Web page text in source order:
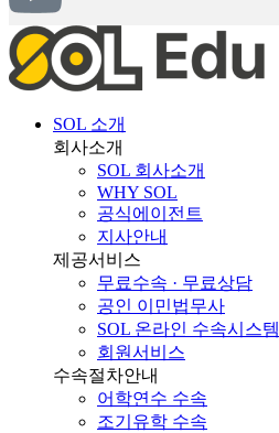
SOL 소개
회사소개
SOL 회사소개
WHY SOL
공식에이전트
지사안내
제공서비스
무료수속 · 무료상담
공인 이민법무사
SOL 온라인 수속시스템
회원서비스
수속절차안내
어학연수 수속
조기유학 수속